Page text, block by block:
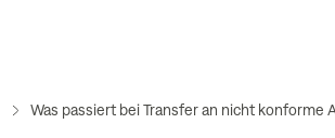
Was passiert bei Transfer an nicht konforme